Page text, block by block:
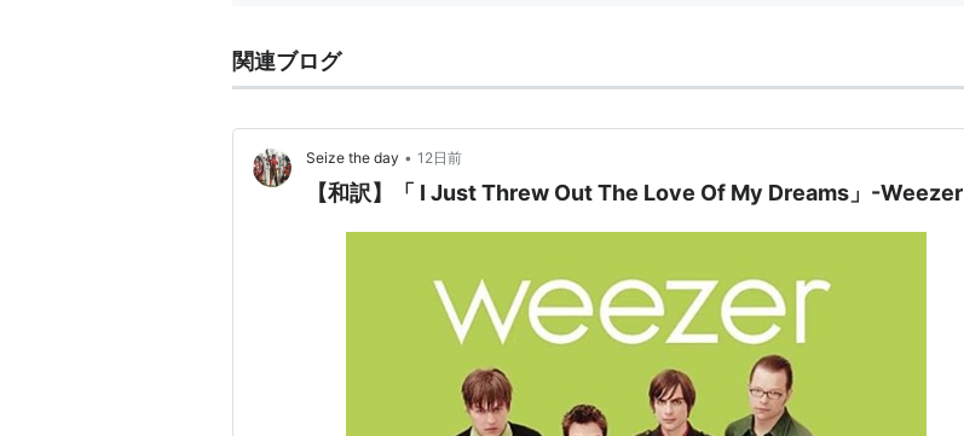
関連ブログ
Seize the day • 12日前
【和訳】「 I Just Threw Out The Love Of My Dreams」-Weezer